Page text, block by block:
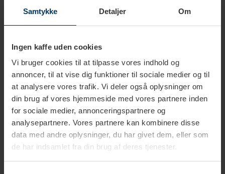
Samtykke Detaljer Om
Ingen kaffe uden cookies
Vi bruger cookies til at tilpasse vores indhold og
annoncer, til at vise dig funktioner til sociale medier og til
at analysere vores trafik. Vi deler også oplysninger om
din brug af vores hjemmeside med vores partnere inden
for sociale medier, annonceringspartnere og
analysepartnere. Vores partnere kan kombinere disse
data med andre oplysninger, du har givet dem, eller som
de har indsamlet fra din brug af deres tjenester.
Siemens tilbyder dig et 100 dages tilfredshedstilbud, der
registrerer dig og din Siemens espressomaskine på “My
Siemens” senest to uger efter købet. Fordelsprogrammet
giver dig som kunde mere service, mere inspiration og mere
tryghed - lever produktet ikke op til dine forventninger, får du
pengene retur fra Siemens.
Du skal sørge for at gemme din kvittering og emballage, og
ønsker du at returnere produktet sker dette også via My
Siemens (Gælder kun for privatpersoner. Tilbehør og pleje
refunderes ikke). Der fratrækkes 100kr ved returnering.Læs